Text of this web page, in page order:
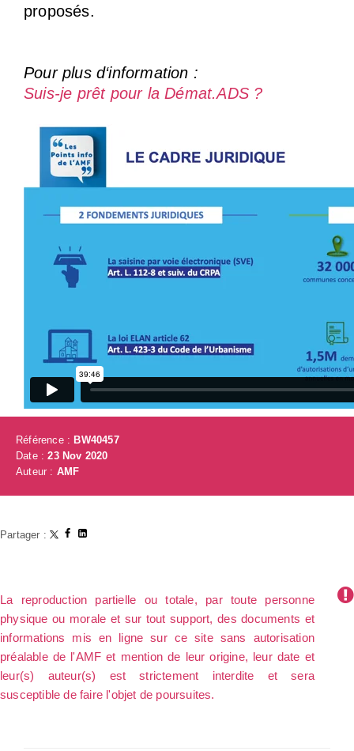
proposés.
Pour plus d‘information :
Suis-je prêt pour la Démat.ADS ?
Référence : BW40457
Date :23 Nov 2020
Auteur : AMF
Partager :
La reproduction partielle ou totale, par toute personne
physique ou morale et sur tout support, des documents et
informations mis en ligne sur ce site sans autorisation
préalable de l'AMF et mention de leur origine, leur date et
leur(s) auteur(s) est strictement interdite et sera
susceptible de faire l'objet de poursuites.